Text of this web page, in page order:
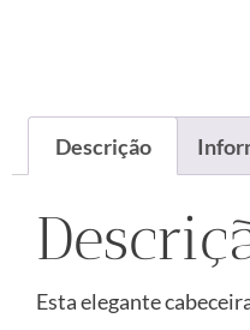
Descrição
Esta elegante